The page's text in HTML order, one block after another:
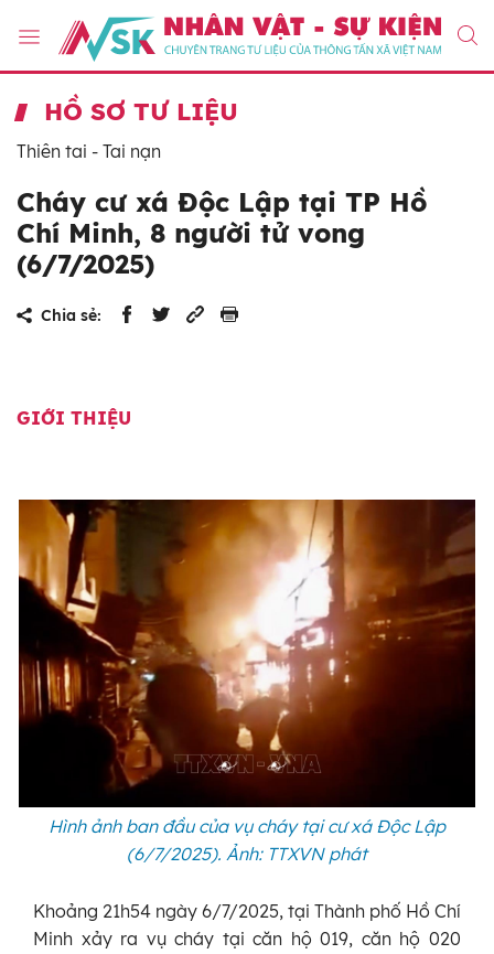
HỒ SƠ TƯ LIỆU
Thiên tai - Tai nạn
Cháy cư xá Độc Lập tại TP Hồ
Chí Minh, 8 người tử vong
(6/7/2025)
Chia sẻ:
GIỚI THIỆU
Hình ảnh ban đầu của vụ cháy tại cư xá Độc Lập
(6/7/2025). Ảnh: TTXVN phát
Khoảng 21h54 ngày 6/7/2025, tại Thành phố Hồ Chí
Minh xảy ra vụ cháy tại căn hộ 019, căn hộ 020